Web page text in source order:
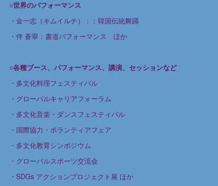
○世界のパフォーマンス
・金一志（キムイルチ）：：韓国伝統舞踊
・伴 蒼翠：書道パフォーマンス ほか
○各種ブース、パフォーマンス、講演、セッションなど
・多文化料理フェスティバル
・グローバルキャリアフォーラム
・多文化音楽・ダンスフェスティバル
・国際協力・ボランティアフェア
・多文化教育シンポジウム
・グローバルスポーツ交流会
・SDGs アクションプロジェクト展 ほか